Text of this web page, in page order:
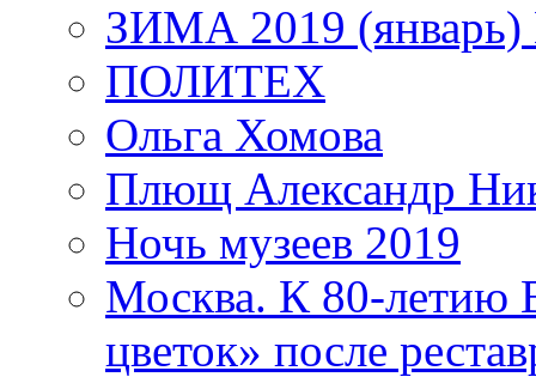
ЗИМА 2019 (январь)
ПОЛИТЕХ
Ольга Хомова
Плющ Александр
Ночь музеев 2019
Москва. К 80-
цветок» после